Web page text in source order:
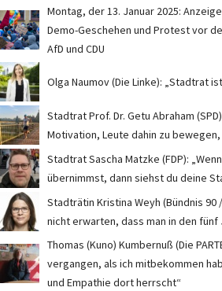
Montag, der 13. Januar 2025:
Demo-Geschehen und Protest vor
AfD und CDU
Olga Naumov (Die Linke): „Stadtrat
Stadtrat Prof. Dr. Getu Abraham
Motivation, Leute dahin zu
Stadtrat Sascha Matzke (FDP):
übernimmst, dann siehst du deine
Stadträtin Kristina Weyh (Bündnis 90
nicht erwarten, dass man in den fünf
Thomas (Kuno) Kumbernuß (Die
vergangen, als ich mitbekommen
und Empathie dort herrscht“